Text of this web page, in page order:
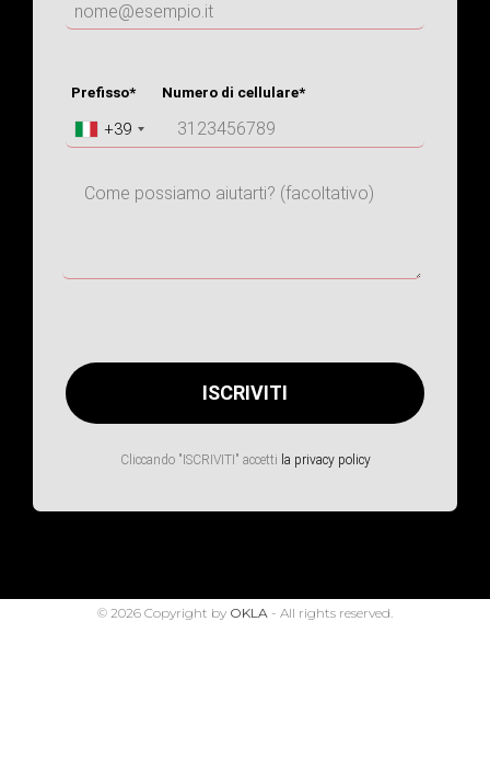
Prefisso* Numero di cellulare*
+39
Cliccando "ISCRIVITI" accetti la privacy policy
© 2026 Copyright by OKLA - All rights reserved.